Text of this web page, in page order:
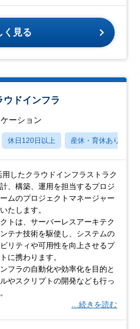
く見る
ウドインフラ
ーション
休日120日以上 産休・育休あり
用したクラウドインフラストラク
、構築、運用を担当するプロジ
ムのプロジェクトマネージャー
たします。
トは、サーバーレスアーキテク
テナ技術を駆使し、システムの
リティや可用性を向上させるプ
に携わります。
フラの自動化や効率化を目的と
やスクリプトの開発なども行っ
…続きを読む